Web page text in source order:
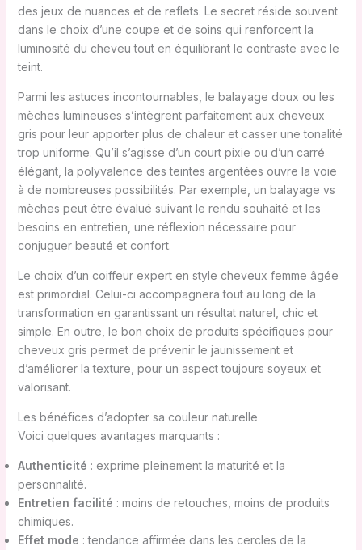
des jeux de nuances et de reflets. Le secret réside souvent
dans le choix d’une coupe et de soins qui renforcent la
luminosité du cheveu tout en équilibrant le contraste avec le
teint.
Parmi les astuces incontournables, le balayage doux ou les
mèches lumineuses s’intègrent parfaitement aux cheveux
gris pour leur apporter plus de chaleur et casser une tonalité
trop uniforme. Qu’il s’agisse d’un court pixie ou d’un carré
élégant, la polyvalence des teintes argentées ouvre la voie
à de nombreuses possibilités. Par exemple, un balayage vs
mèches peut être évalué suivant le rendu souhaité et les
besoins en entretien, une réflexion nécessaire pour
conjuguer beauté et confort.
Le choix d’un coiffeur expert en style cheveux femme âgée
est primordial. Celui-ci accompagnera tout au long de la
transformation en garantissant un résultat naturel, chic et
simple. En outre, le bon choix de produits spécifiques pour
cheveux gris permet de prévenir le jaunissement et
d’améliorer la texture, pour un aspect toujours soyeux et
valorisant.
Les bénéfices d’adopter sa couleur naturelle
Voici quelques avantages marquants :
Authenticité : exprime pleinement la maturité et la
personnalité.
Entretien facilité : moins de retouches, moins de produits
chimiques.
Effet mode : tendance affirmée dans les cercles de la